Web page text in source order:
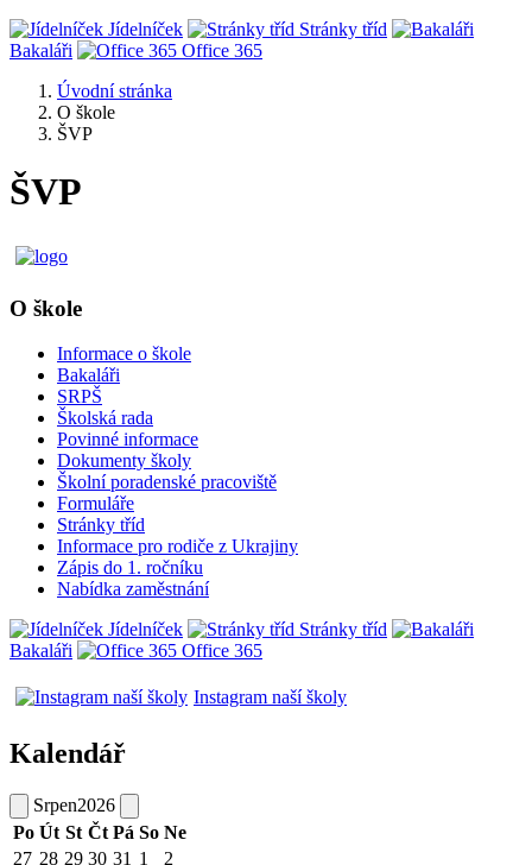
Jídelníček
Stránky tříd
Bakaláři
Office 365
Úvodní stránka
O škole
ŠVP
ŠVP
O škole
Informace o škole
Bakaláři
SRPŠ
Školská rada
Povinné informace
Dokumenty školy
Školní poradenské pracoviště
Formuláře
Stránky tříd
Informace pro rodiče z Ukrajiny
Zápis do 1. ročníku
Nabídka zaměstnání
Jídelníček
Stránky tříd
Bakaláři
Office 365
Instagram naší školy
Kalendář
Srpen2026
Po Út St Čt Pá So Ne
27 28 29 30 31 1 2